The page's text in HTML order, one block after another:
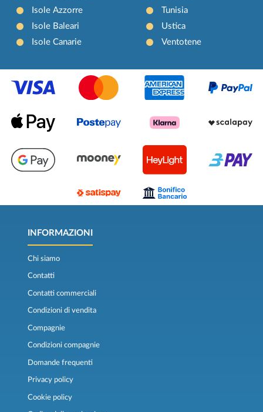
Isole Azzorre
Isole Baleari
Isole Canarie
Tunisia
Ustica
Ventotene
INFORMAZIONI
Chi siamo
Contatti
Contatti commerciali
Condizioni di vendita
Compagnie
Condizioni compagnie
Domande frequenti
Privacy policy
Cookie policy